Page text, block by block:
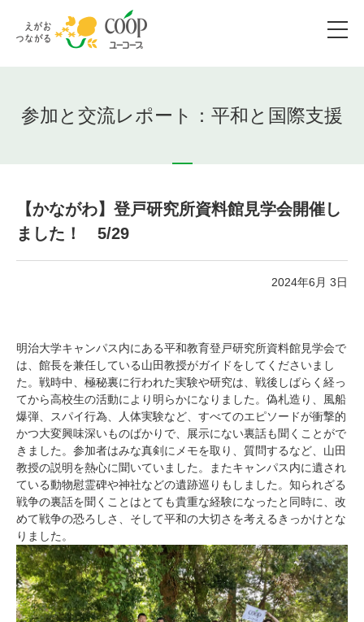
参加と交流レポート：平和と国際支援
【かながわ】登戸研究所資料館見学会開催し
ました！ 5/29
2024年6月 3日
明治大学キャンパス内にある平和教育登戸研究所資料館見学会で
は、館長を兼任している山田教授がガイドをしてくださいまし
た。戦時中、極秘裏に行われた実験や研究は、戦後しばらく経っ
てから高校生の活動により明らかになりました。偽札造り、風船
爆弾、スパイ行為、人体実験など、すべてのエピソードが衝撃的
かつ大変興味深いものばかりで、展示にない裏話も聞くことがで
きました。参加者はみな真剣にメモを取り、質問するなど、山田
教授の説明を熱心に聞いていました。またキャンパス内に遺され
ている動物慰霊碑や神社などの遺跡巡りもしました。知られざる
戦争の裏話を聞くことはとても貴重な経験になったと同時に、改
めて戦争の恐ろしさ、そして平和の大切さを考えるきっかけとな
りました。